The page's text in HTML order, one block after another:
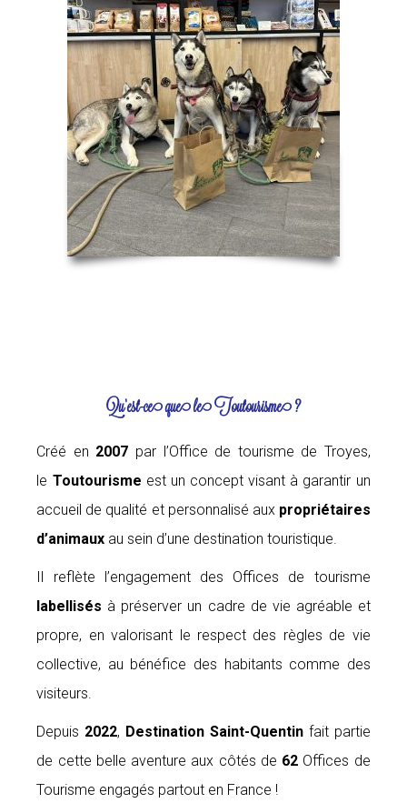
Qu’est-ce que le Toutourisme ?
Créé en 2007 par l’Office de tourisme de Troyes,
le Toutourisme est un concept visant à garantir un
accueil de qualité et personnalisé aux propriétaires
d’animaux au sein d’une destination touristique.
Il reflète l’engagement des Offices de tourisme
labellisés à préserver un cadre de vie agréable et
propre, en valorisant le respect des règles de vie
collective, au bénéfice des habitants comme des
visiteurs.
Depuis 2022, Destination Saint-Quentinfait partie
de cette belle aventure aux côtés de 62 Offices de
Tourisme engagés partout en France !